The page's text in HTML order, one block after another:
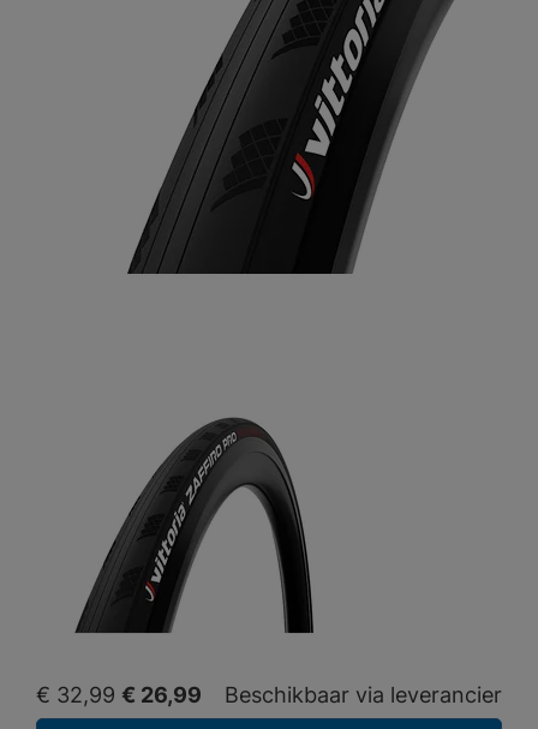
€ 32,99 € 26,99
Beschikbaar via leverancier